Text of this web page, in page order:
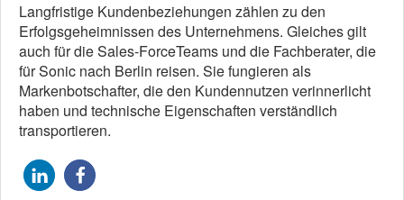
Langfristige Kundenbeziehungen zählen zu den
Erfolgsgeheimnissen des Unternehmens. Gleiches gilt
auch für die Sales-ForceTeams und die Fachberater, die
für Sonic nach Berlin reisen. Sie fungieren als
Markenbotschafter, die den Kundennutzen verinnerlicht
haben und technische Eigenschaften verständlich
transportieren.